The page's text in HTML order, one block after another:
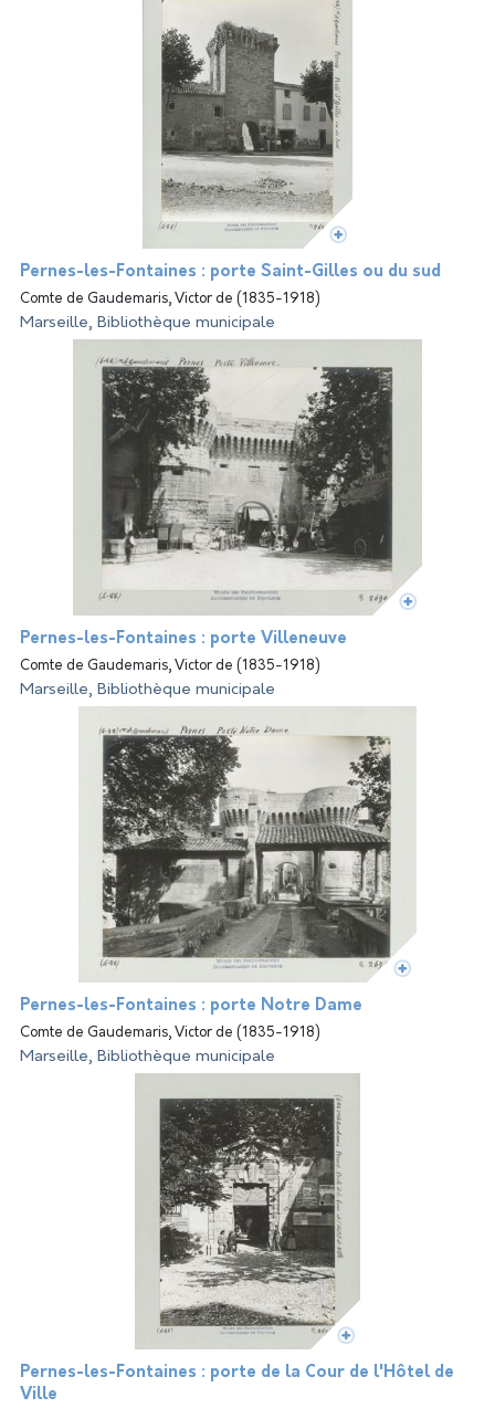
Pernes-les-Fontaines : porte Saint-Gilles ou du sud
Comte de Gaudemaris, Victor de (1835-1918)
Marseille, Bibliothèque municipale
Pernes-les-Fontaines : porte Villeneuve
Comte de Gaudemaris, Victor de (1835-1918)
Marseille, Bibliothèque municipale
Pernes-les-Fontaines : porte Notre Dame
Comte de Gaudemaris, Victor de (1835-1918)
Marseille, Bibliothèque municipale
Pernes-les-Fontaines : porte de la Cour de l'Hôtel de
Ville